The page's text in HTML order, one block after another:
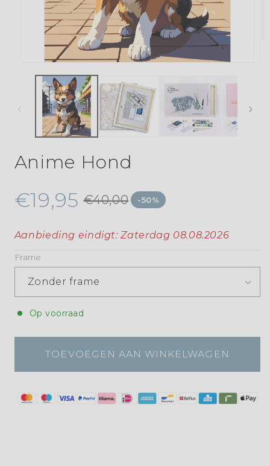
Anime Hond
€19,95 €40,00 -50%
Aanbieding eindigt:Zaterdag 08.08.2026
Frame
Op voorraad
TOEVOEGEN AAN WINKELWAGEN